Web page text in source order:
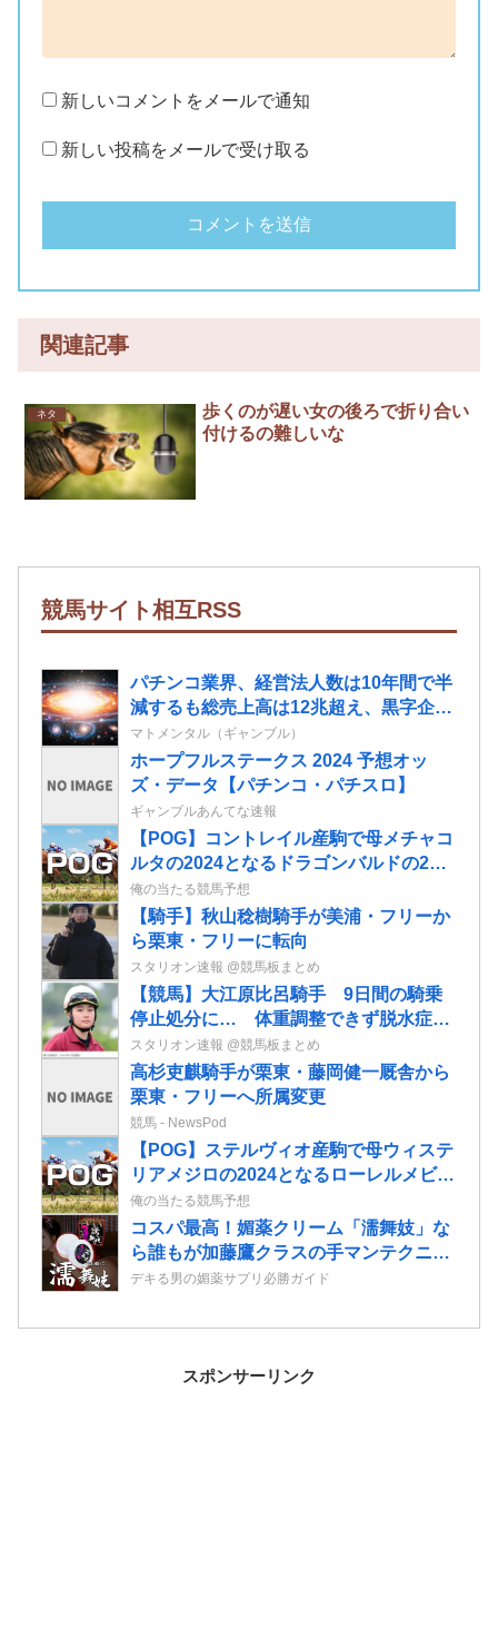
新しいコメントをメールで通知
新しい投稿をメールで受け取る
関連記事
ネタ
歩くのが遅い女の後ろで折り合い
付けるの難しいな
競馬サイト相互RSS
パチンコ業界、経営法人数は10年間で半
減するも総売上高は12兆超え、黒字企業
割合はコロナ前の水準に回復
マトメンタル（ギャンブル）
ホープフルステークス 2024 予想オッ
ズ・データ【パチンコ・パチスロ】
ギャンブルあんてな速報
【POG】コントレイル産駒で母メチャコ
ルタの2024となるドラゴンバルドの2歳
情報
俺の当たる競馬予想
【騎手】秋山稔樹騎手が美浦・フリーか
ら栗東・フリーに転向
スタリオン速報 @競馬板まとめ
【競馬】大江原比呂騎手 9日間の騎乗
停止処分に… 体重調整できず脱水症
JRAが発表
スタリオン速報 @競馬板まとめ
高杉吏麒騎手が栗東・藤岡健一厩舎から
栗東・フリーへ所属変更
競馬 - NewsPod
【POG】ステルヴィオ産駒で母ウィステ
リアメジロの2024となるローレルメビウ
スの2歳情報
俺の当たる競馬予想
コスパ最高！媚薬クリーム「濡舞妓」な
ら誰もが加藤鷹クラスの手マンテクニシ
ャンに！？
デキる男の媚薬サプリ必勝ガイド
スポンサーリンク